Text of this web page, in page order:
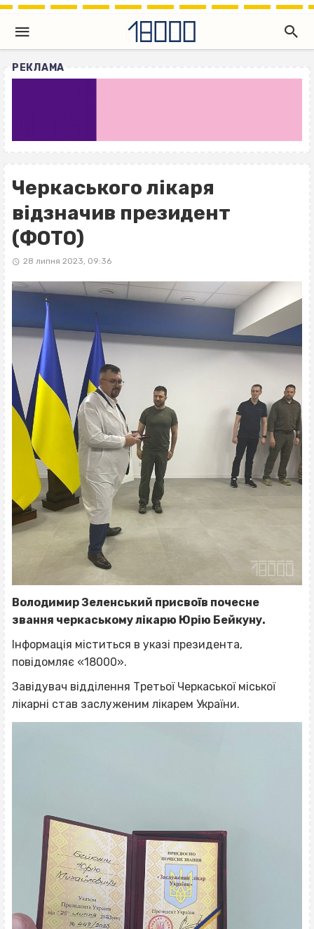
РЕКЛАМА
Черкаського лікаря
відзначив президент
(ФОТО)
28 липня 2023, 09:36
Володимир Зеленський присвоїв почесне
звання черкаському лікарю Юрію Бейкуну.
Інформація міститься в указі президента,
повідомляє «18000».
Завідувач відділення Третьої Черкаської міської
лікарні став заслуженим лікарем України.